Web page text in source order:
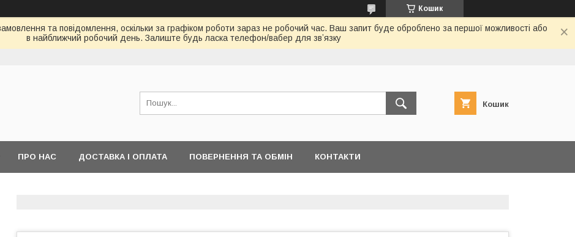
Кошик
та повідомлення, оскільки за графіком роботи зараз не робочий час. Ваш запит буде оброблено за першої можливості або
в найближчий робочий день. Залиште будь ласка телефон/вабер для звʼязку
Кошик
ПРО НАС ДОСТАВКА І ОПЛАТА ПОВЕРНЕННЯ ТА ОБМІН КОНТАКТИ